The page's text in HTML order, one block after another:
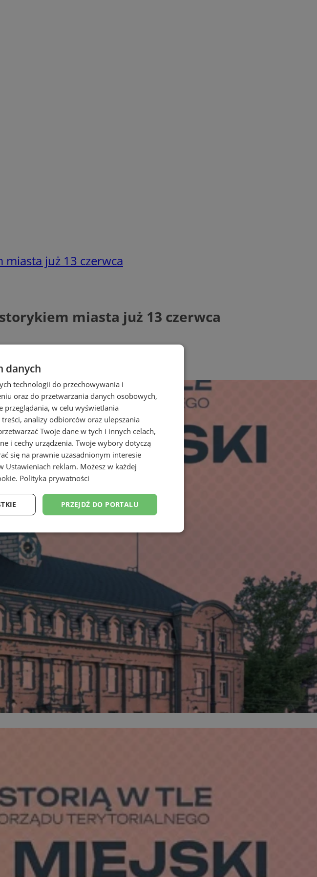
już 13 czerwca
miasta już 13 czerwca
danych
technologii do przechowywania i
oraz do przetwarzania danych osobowych,
przeglądania, w celu wyświetlania
analizy odbiorców oraz ulepszania
Twoje dane w tych i innych celach,
i cechy urządzenia. Twoje wybory dotyczą
się na prawnie uzasadnionym interesie
Ustawieniach reklam. Możesz w każdej
. Polityka prywatności
PRZEJDŹ DO PORTALU
Funkcjonalność Niesklasyfikowane
Funkcjonalność Niesklasyfikowane
strony internetowej, takich jak logowanie użytkownika i
korzystać ze strony internetowej.
Opis
Ten plik cookie przechowuje identyfikator sesji.
Ten plik cookie przechowuje identyfikator sesji.
Ten plik cookie przechowuje identyfikator sesji.
Ten plik cookie służy do rozróżniania ludzi i botów. Jest
to korzystne dla strony internetowej, ponieważ
korzystania z jej witryny internetowej.
Script.com do zapamiętywania preferencji dotyczących
zgody użytkownika na pliki cookie. Jest to konieczne,
aby baner cookie Cookie-Script.com działał poprawnie.
Ten plik cookie przechowuje informacje o zgodzie
użytkownika oraz jego preferencjach dotyczących
prywatności podczas korzystania z witryny. Rejestruje
zgody, zapewniając ich przestrzeganie w kolejnych
wizytach. Dzięki temu użytkownik nie musi ponownie
konfigurować swoich preferencji, co zwiększa wygodę i
zgodność z regulacjami ochrony danych.